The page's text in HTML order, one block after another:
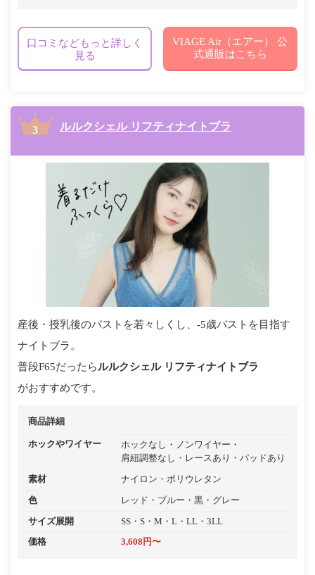
口コミなどもっと詳しく
見る
VIAGE Air（エアー） 公
式通販はこちら
ルルクシェル リフティナイトブラ
産後・授乳後のバストを若々しくし、-5歳バストを目指す
ナイトブラ。
普段F65だったらルルクシェル リフティナイトブラ
がおすすめです。
商品詳細
ホックやワイヤー ホックなし
ノンワイヤー
肩紐調整なし
レースあり
パッドあり
素材
ナイロン
ポリウレタン
色
レッド ブルー 黒
グレー
サイズ展開
SS・S・M・L・LL・3LL
価格
3,608円〜